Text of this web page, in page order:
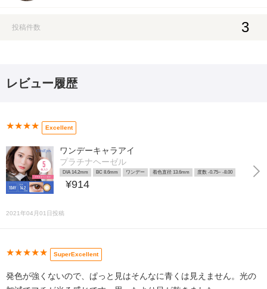
投稿件数 3
レビュー履歴
★★★★ Excellent
ワンデーキャラアイ
プラチナヘーゼル
DIA 14.2mm BC 8.6mm ワンデー 着色直径 13.6mm 度数 -0.75~ -8.00
¥914
2021年04月01日投稿
★★★★★ SuperExcellent
発色が強くないので、ぱっと見はそんなに青くは見えません。光の